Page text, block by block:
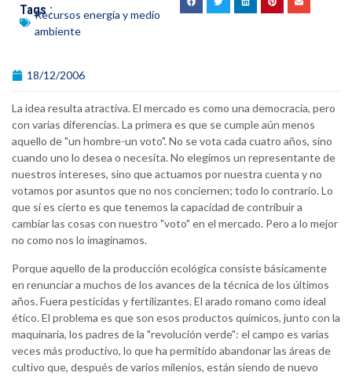
Tags :
Recursos energía y medio
ambiente
18/12/2006
La idea resulta atractiva. El mercado es como una democracia, pero
con varias diferencias. La primera es que se cumple aún menos
aquello de "un hombre-un voto". No se vota cada cuatro años, sino
cuando uno lo desea o necesita. No elegimos un representante de
nuestros intereses, sino que actuamos por nuestra cuenta y no
votamos por asuntos que no nos conciernen; todo lo contrario. Lo
que sí es cierto es que tenemos la capacidad de contribuir a
cambiar las cosas con nuestro "voto" en el mercado. Pero a lo mejor
no como nos lo imaginamos.
Porque aquello de la producción ecológica consiste básicamente
en renunciar a muchos de los avances de la técnica de los últimos
años. Fuera pesticidas y fertilizantes. El arado romano como ideal
ético. El problema es que son esos productos químicos, junto con la
maquinaria, los padres de la "revolución verde": el campo es varias
veces más productivo, lo que ha permitido abandonar las áreas de
cultivo que, después de varios milenios, están siendo de nuevo